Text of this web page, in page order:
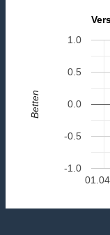
-1.0
-0.5
0.0
0.5
1.0
Betten